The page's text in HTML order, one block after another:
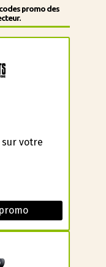
promo des
sur votre